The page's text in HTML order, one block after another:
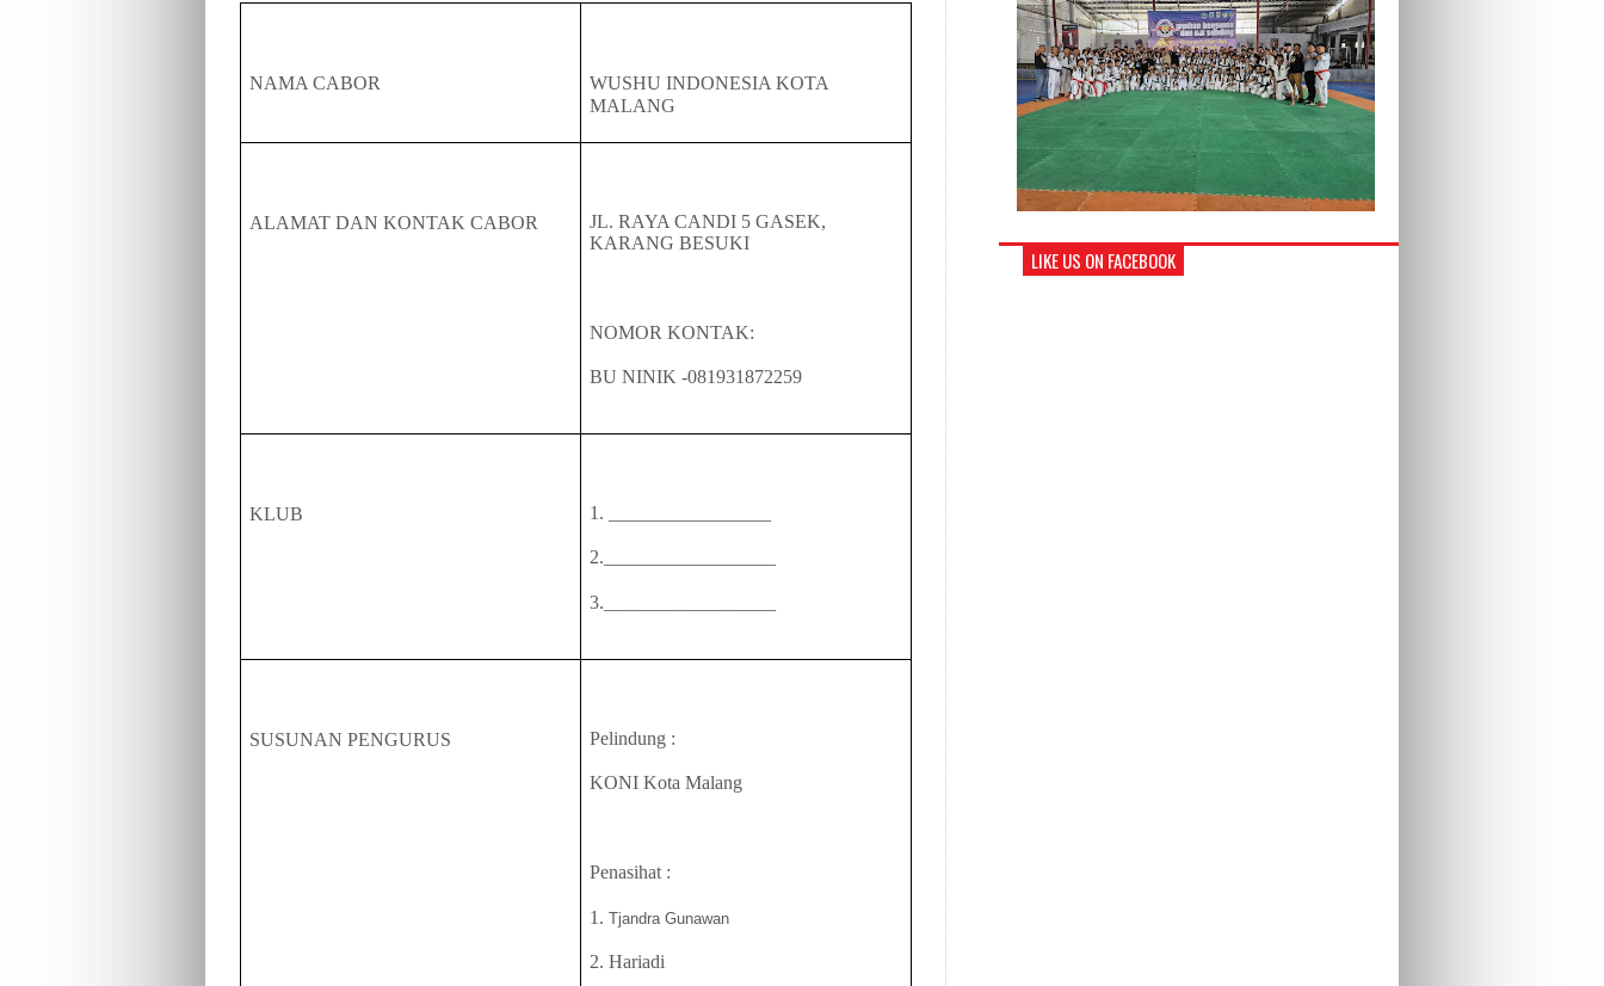
NAMA CABOR
WUSHU INDONESIA KOTA
MALANG
ALAMAT DAN KONTAK CABOR
JL. RAYA CANDI 5 GASEK,
KARANG BESUKI
NOMOR KONTAK:
BU NINIK -081931872259
KLUB 1. _________________
2.__________________
3.__________________
SUSUNAN PENGURUS Pelindung :
KONI Kota Malang
Penasihat :
1.Tjandra Gunawan
2. Hariadi
LIKE US ON FACEBOOK